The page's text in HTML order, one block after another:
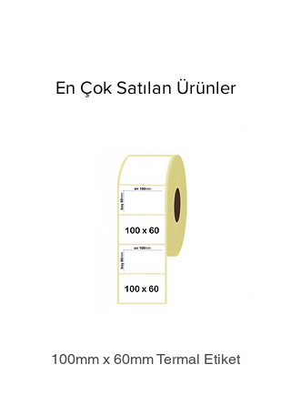
En Çok Satılan Ürünler
100mm x 60mm Termal Etiket